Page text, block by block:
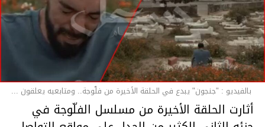
بالفيديو : "جنجون" يبدع في الحلقة الأخيرة من فلّوجة.. ومتابعيه يعلقون ...
أثارت الحلقة الأخيرة من مسلسل الفلّوجة في